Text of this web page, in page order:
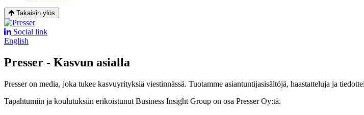
Takaisin ylös
Social link
English
Presser - Kasvun asialla
Presser on media, joka tukee kasvuyrityksiä viestinnässä. Tuotamme asiantuntijasisältöjä, haastatteluja ja
Tapahtumiin ja koulutuksiin erikoistunut Business Insight Group on osa Presser Oy:tä.